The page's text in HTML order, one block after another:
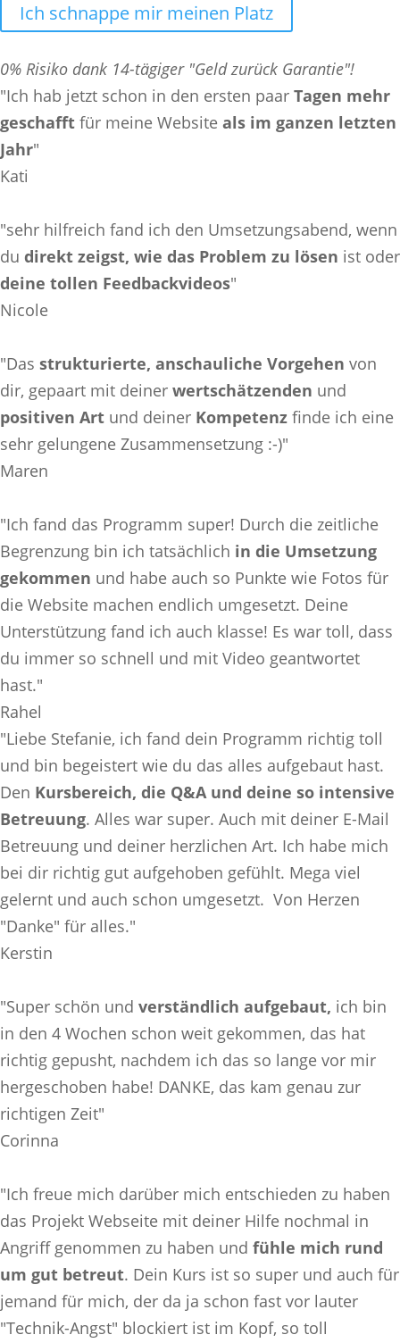
Ich schnappe mir meinen Platz
0% Risiko dank 14-tägiger "Geld zurück Garantie"!
"Ich hab jetzt schon in den ersten paar Tagen mehr
geschafft für meine Website als im ganzen letzten
Jahr"
Kati
"sehr hilfreich fand ich den Umsetzungsabend, wenn
du direkt zeigst, wie das Problem zu lösen ist oder
deine tollen Feedbackvideos"
Nicole
"Das strukturierte, anschauliche Vorgehen von
dir, gepaart mit deiner wertschätzenden und
positiven Art und deiner Kompetenz finde ich eine
sehr gelungene Zusammensetzung :-)"
Maren
"Ich fand das Programm super! Durch die zeitliche
Begrenzung bin ich tatsächlich in die Umsetzung
gekommen und habe auch so Punkte wie Fotos für
die Website machen endlich umgesetzt. Deine
Unterstützung fand ich auch klasse! Es war toll, dass
du immer so schnell und mit Video geantwortet
hast."
Rahel
"Liebe Stefanie, ich fand dein Programm richtig toll
und bin begeistert wie du das alles aufgebaut hast.
Den Kursbereich, die Q&A und deine so intensive
Betreuung. Alles war super. Auch mit deiner E-Mail
Betreuung und deiner herzlichen Art. Ich habe mich
bei dir richtig gut aufgehoben gefühlt. Mega viel
gelernt und auch schon umgesetzt. Von Herzen
"Danke" für alles."
Kerstin
"Super schön und verständlich aufgebaut, ich bin
in den 4 Wochen schon weit gekommen, das hat
richtig gepusht, nachdem ich das so lange vor mir
hergeschoben habe! DANKE, das kam genau zur
richtigen Zeit"
Corinna
"Ich freue mich darüber mich entschieden zu haben
das Projekt Webseite mit deiner Hilfe nochmal in
Angriff genommen zu haben und fühle mich rund
um gut betreut. Dein Kurs ist so super und auch für
jemand für mich, der da ja schon fast vor lauter
"Technik-Angst" blockiert ist im Kopf, so toll